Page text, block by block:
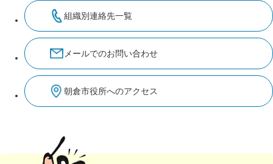
組織別連絡先一覧
メールでのお問い合わせ
朝倉市役所へのアクセス